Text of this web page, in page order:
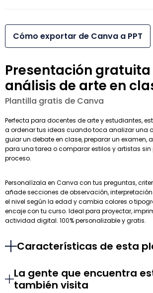
Cómo exportar de Canva a PPT
Presentación
análisis de arte en
Plantilla gratis de Canva
Perfecta para docentes de arte y estudiantes,
a ordenar tus ideas cuando toca analizar una
guiar un debate en clase, preparar un examen,
para una tarea o comparar estilos y artistas sin
proceso.
Personalízala en Canva con tus preguntas,
añade secciones de observación,
el nivel según la edad y cambia colores o
encaje con tu curso. Ideal para proyectar,
actividad digital. 100% personalizable y gratis.
Características de esta
La gente que encuentra
también visita